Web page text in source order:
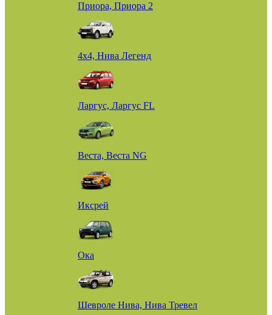
Приора, Приора 2
4х4, Нива Легенд
Ларгус, Ларгус FL
Веста, Веста NG
Иксрей
Ока
Шевроле Нива, Нива Тревел